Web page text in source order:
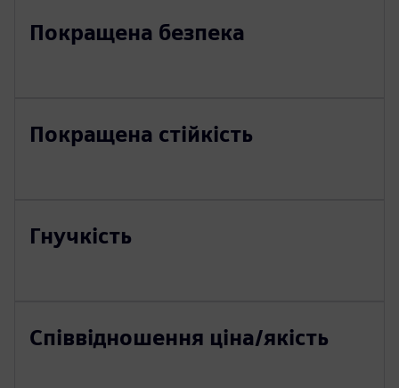
Покращена безпека
Покращена стійкість
Гнучкість
Співвідношення ціна/якість